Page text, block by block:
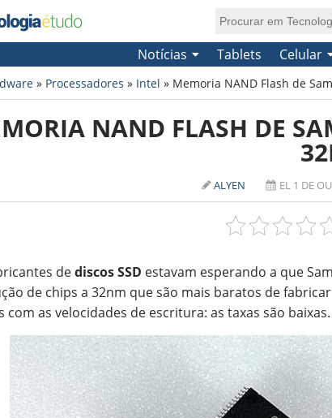
Notícias Tablets Celular
» Processadores » Intel » Memoria NAND Flash de
NAND FLASH DE
ALYEN EL 1 DE
dediscos SSD estavam esperando a que
de chips a 32nm que são mais baratos de
com as velocidades de escritura: as taxas são baixas.